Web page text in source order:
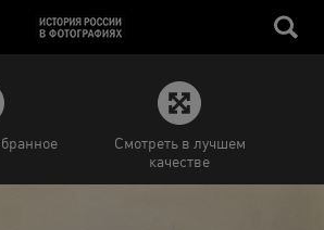
Смотреть в лучшем
качестве